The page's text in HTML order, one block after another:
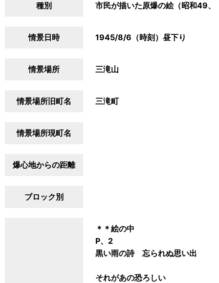
種別 市民が描いた原爆の絵（昭和49、
情景日時 1945/8/6（時刻）昼下り
情景場所 三滝山
情景場所旧町名 三滝町
情景場所現町名
爆心地からの距離
ブロック別
＊＊絵の中
P、2
黒い雨の詩 忘られぬ思い出
それがあの恐ろしい